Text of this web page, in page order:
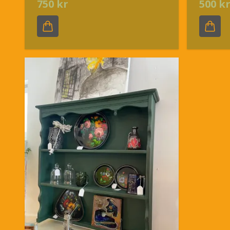
750 kr 500 kr